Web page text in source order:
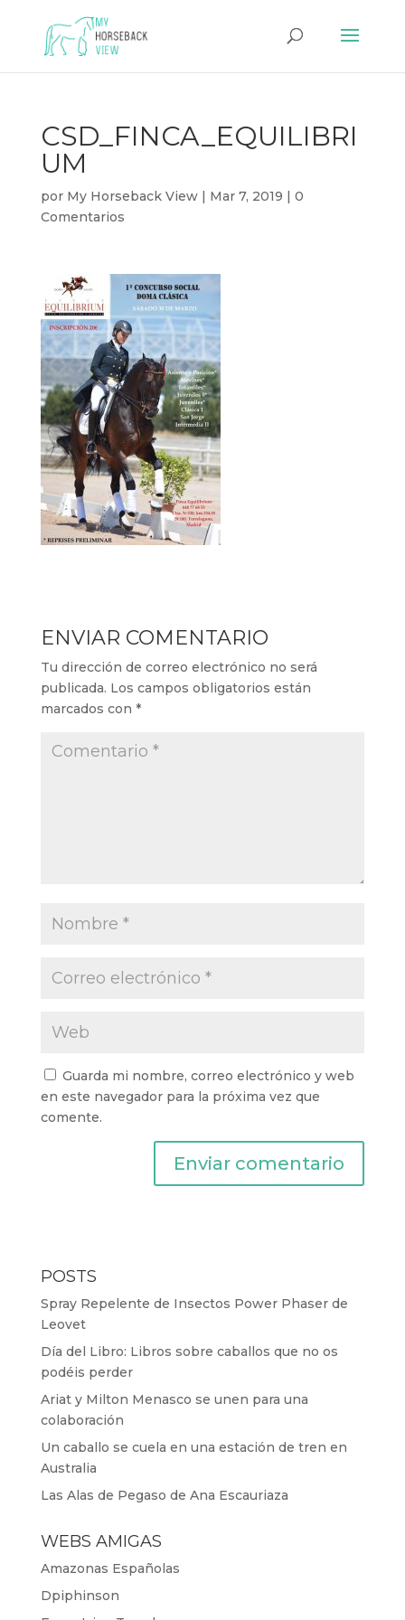
CSD_FINCA_EQUILIBRI
UM
por My Horseback View| Mar 7, 2019 | 0
Comentarios
ENVIAR COMENTARIO
Tu dirección de correo electrónico no será
publicada. Los campos obligatorios están
marcados con *
Guarda mi nombre, correo electrónico y web
en este navegador para la próxima vez que
comente.
POSTS
Spray Repelente de Insectos Power Phaser de
Leovet
Día del Libro: Libros sobre caballos que no os
podéis perder
Ariat y Milton Menasco se unen para una
colaboración
Un caballo se cuela en una estación de tren en
Australia
Las Alas de Pegaso de Ana Escauriaza
WEBS AMIGAS
Amazonas Españolas
Dpiphinson